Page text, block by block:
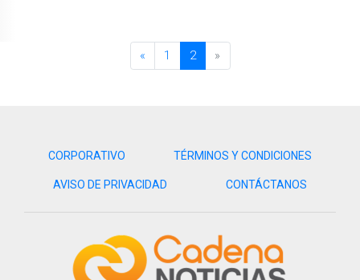
« 1 2 »
CORPORATIVO TÉRMINOS Y CONDICIONES
AVISO DE PRIVACIDAD CONTÁCTANOS